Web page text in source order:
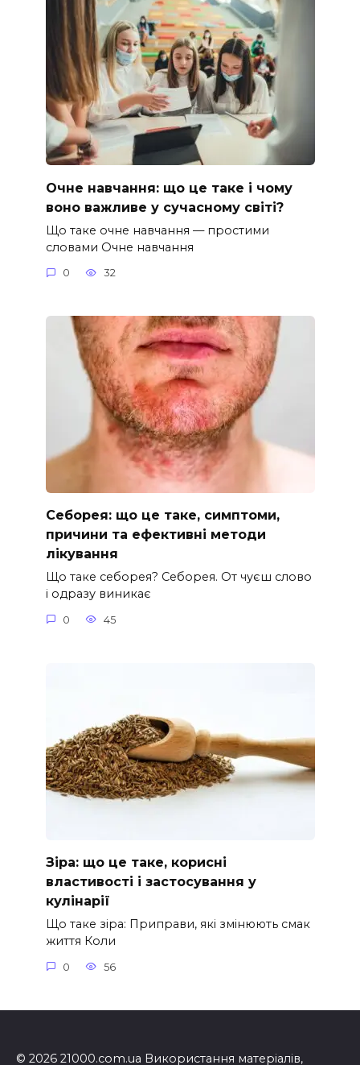
Очне навчання: що це таке і чому
воно важливе у сучасному світі?
Що таке очне навчання — простими
словами Очне навчання
0 32
Себорея: що це таке, симптоми,
причини та ефективні методи
лікування
Що таке себорея? Себорея. От чуєш слово
і одразу виникає
0 45
Зіра: що це таке, корисні
властивості і застосування у
кулінарії
Що таке зіра: Приправи, які змінюють смак
життя Коли
0 56
© 2026 21000.com.ua Використання матеріалів,